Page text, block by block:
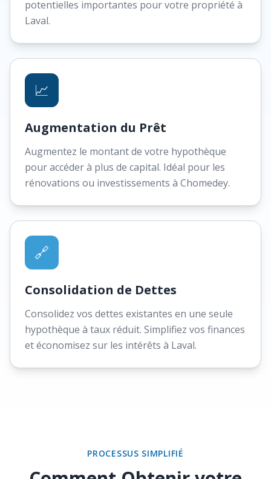
potentielles importantes pour votre propriété à
Laval.
📈
Augmentation du Prêt
Augmentez le montant de votre hypothèque
pour accéder à plus de capital. Idéal pour les
rénovations ou investissements à Chomedey.
🔗
Consolidation de Dettes
Consolidez vos dettes existantes en une seule
hypothèque à taux réduit. Simplifiez vos finances
et économisez sur les intérêts à Laval.
PROCESSUS SIMPLIFIÉ